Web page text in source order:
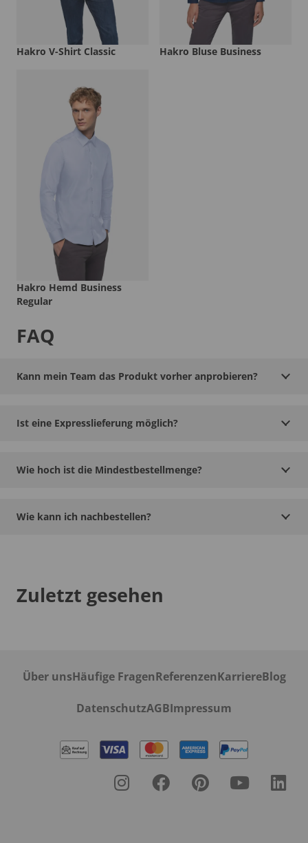
Hakro V-Shirt Classic Hakro Bluse Business
Hakro Hemd Business
Regular
FAQ
Kann mein Team das Produkt vorher anprobieren?
Ist eine Expresslieferung möglich?
Wie hoch ist die Mindestbestellmenge?
Wie kann ich nachbestellen?
Zuletzt gesehen
Über unsHäufige FragenReferenzenKarriereBlog
DatenschutzAGBImpressum